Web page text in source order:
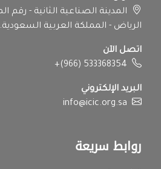
الرياض - المملكة العربية السعودية.
اتصل الآن
+(966) 533368354
البريد الإلكتروني
info@icic.org.sa
روابط سريعة